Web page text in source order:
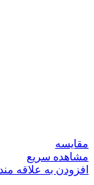
مقایسه
مشاهده سریع
افزودن به علاقه